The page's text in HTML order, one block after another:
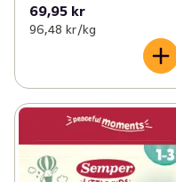
69,95 kr
96,48 kr /kg